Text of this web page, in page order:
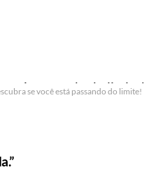
se você está passando do limite!